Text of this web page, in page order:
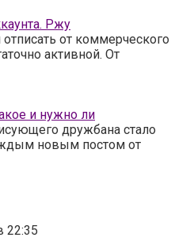
Ржу
от коммерческого
активной. От
и нужно ли
дружбана стало
новым постом от
22:35